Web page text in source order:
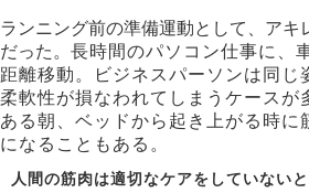
ランニング前の準備運動として、アキ
だった。 長時間のパソコン仕事に、
距離移動。ビジネスパーソンは同じ
柔軟性が損なわれてしまうケースが
ある朝、ベッドから起き上がる時に
になることもある。
人間の筋肉は適切なケアをしていない